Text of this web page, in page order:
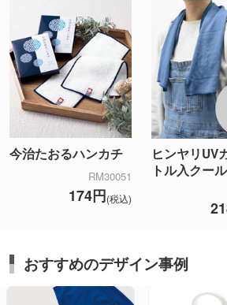
今治たおるハンカチ
RM30051
174円(税込)
ヒンヤリUV
トル入クー
おすすめのデザイン事例